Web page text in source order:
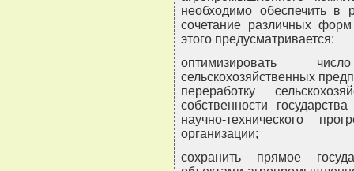
необходимо обеспечить в
сочетание различных
этого предусматривается:
оптимизировать
сельскохозяйственных
переработку
собственности
научно-технического
организации;
сохранить прямое